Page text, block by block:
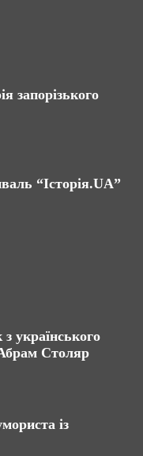
запорізького
“Історія.UA”
українського
Столяр
із